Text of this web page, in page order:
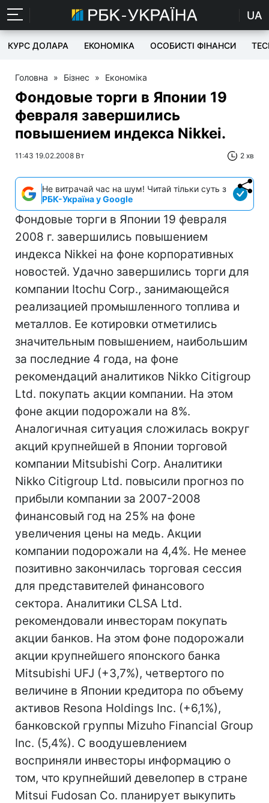
UA
КУРС ДОЛАРА ЕКОНОМІКА ОСОБИСТІ ФІНАНСИ
Головна » Бізнес » Економіка
Фондовые торги в Японии 19
февраля завершились
повышением индекса Nikkei.
11:43 19.02.2008 Вт 2 хв
Не витрачай час на шум! Читай тільки суть з
РБК-Україна у Google
Фондовые торги в Японии 19 февраля
2008 г. завершились повышением
индекса Nikkei на фоне корпоративных
новостей. Удачно завершились торги для
компании Itochu Corp., занимающейся
реализацией промышленного топлива и
металлов. Ее котировки отметились
значительным повышением, наибольшим
за последние 4 года, на фоне
рекомендаций аналитиков Nikko Citigroup
Ltd. покупать акции компании. На этом
фоне акции подорожали на 8%.
Аналогичная ситуация сложилась вокруг
акций крупнейшей в Японии торговой
компании Mitsubishi Corp. Аналитики
Nikko Citigroup Ltd. повысили прогноз по
прибыли компании за 2007-2008
финансовый год на 25% на фоне
увеличения цены на медь. Акции
компании подорожали на 4,4%. Не менее
позитивно закончилась торговая сессия
для представителей финансового
сектора. Аналитики CLSA Ltd.
рекомендовали инвесторам покупать
акции банков. На этом фоне подорожали
акции крупнейшего японского банка
Mitsubishi UFJ (+3,7%), четвертого по
величине в Японии кредитора по объему
активов Resona Holdings Inc. (+6,1%),
банковской группы Mizuho Financial Group
Inc. (5,4%). С воодушевлением
восприняли инвесторы информацию о
том, что крупнейший девелопер в стране
Mitsui Fudosan Co. планирует выкупить